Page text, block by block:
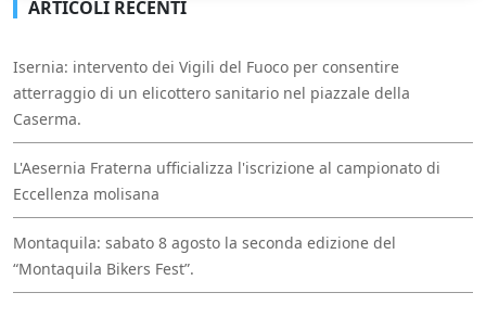
ARTICOLI RECENTI
Isernia: intervento dei Vigili del Fuoco per consentire
atterraggio di un elicottero sanitario nel piazzale della
Caserma.
L'Aesernia Fraterna ufficializza l'iscrizione al campionato di
Eccellenza molisana
Montaquila: sabato 8 agosto la seconda edizione del
“Montaquila Bikers Fest”.